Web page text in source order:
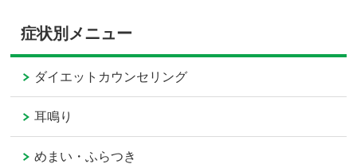
症状別メニュー
ダイエットカウンセリング
耳鳴り
めまい・ふらつき